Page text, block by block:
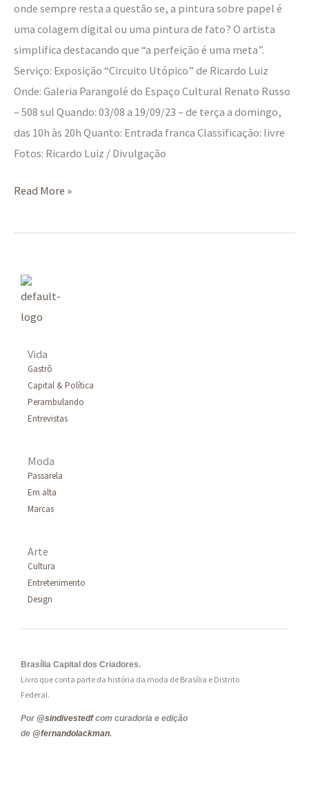
onde sempre resta a questão se, a pintura sobre papel é
uma colagem digital ou uma pintura de fato? O artista
simplifica destacando que “a perfeição é uma meta”.
Serviço: Exposição “Circuito Utópico” de Ricardo Luiz
Onde: Galeria Parangolé do Espaço Cultural Renato Russo
– 508 sul Quando: 03/08 a 19/09/23 – de terça a domingo,
das 10h às 20h Quanto: Entrada franca Classificação: livre
Fotos: Ricardo Luiz / Divulgação
Read More »
Vida
Gastrô
Capital & Política
Perambulando
Entrevistas
Moda
Passarela
Em alta
Marcas
Arte
Cultura
Entretenimento
Design
Brasília Capital dos Criadores.
Livro que conta parte da história da moda de Brasília e Distrito
Federal.
Por @sindivestedfcom curadoria e edição
de @fernandolackman.